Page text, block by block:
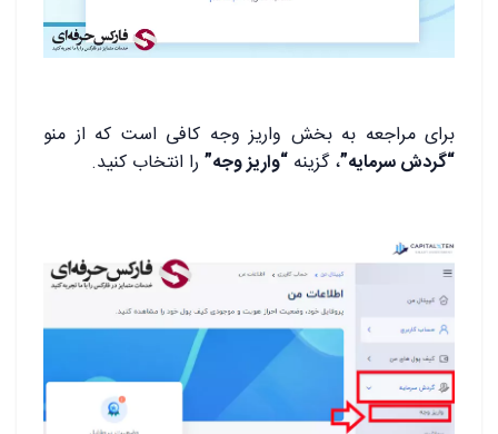
برای مراجعه به بخش واریز وجه کافی است که از منو
“گردش سرمایه”، گزینه “واریز وجه” را انتخاب کنید.